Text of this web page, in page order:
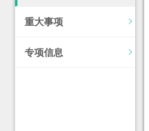
重大事项
专项信息